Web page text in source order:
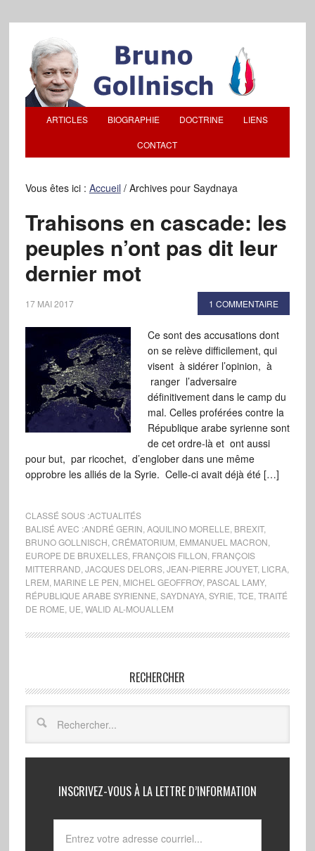
ARTICLES BIOGRAPHIE DOCTRINE LIENS
CONTACT
Vous êtes ici : Accueil /Archives pour Saydnaya
Trahisons en cascade: les
peuples n’ont pas dit leur
dernier mot
17 MAI 2017 1 COMMENTAIRE
Ce sont des accusations dont
on se relève difficilement, qui
visent à sidérer l’opinion, à
ranger l’adversaire
définitivement dans le camp du
mal. Celles proférées contre la
République arabe syrienne sont
de cet ordre-là et ont aussi
pour but, par ricochet, d’englober dans une même
opprobre les alliés de la Syrie. Celle-ci avait déjà été […]
CLASSÉ SOUS :ACTUALITÉS
BALISÉ AVEC :ANDRÉ GERIN AQUILINO MORELLE BREXIT,
BRUNO GOLLNISCH CRÉMATORIUM EMMANUEL MACRON
EUROPE DE BRUXELLES, FRANÇOIS FILLON FRANÇOIS
MITTERRAND JACQUES DELORS, JEAN-PIERRE JOUYET, LICRA,
LREM MARINE LE PEN MICHEL GEOFFROY, PASCAL LAMY,
RÉPUBLIQUE ARABE SYRIENNE SAYDNAYA, SYRIE TCE TRAITÉ
DE ROME UE WALID AL-MOUALLEM
RECHERCHER
INSCRIVEZ-VOUS À LA LETTRE D’INFORMATION